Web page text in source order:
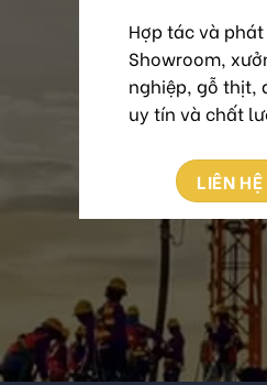
Hợp tác và
Showroom,
nghiệp, gỗ thịt,
uy tín và chất
LIÊN